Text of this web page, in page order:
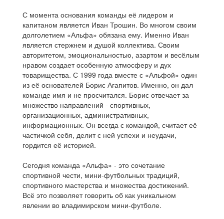
С момента основания команды её лидером и
капитаном является Иван Трошин. Во многом своим
долголетием «Альфа» обязана ему. Именно Иван
является стержнем и душой коллектива. Своим
авторитетом, эмоциональностью, азартом и весёлым
нравом создает особенную атмосферу и дух
товарищества. С 1999 года вместе с «Альфой» один
из её основателей Борис Агапитов. Именно, он дал
команде имя и не просчитался. Борис отвечает за
множество направлений - спортивных,
организационных, административных,
информационных. Он всегда с командой, считает её
частичкой себя, делит с ней успехи и неудачи,
гордится её историей.
Сегодня команда «Альфа» - это сочетание
спортивной чести, мини-футбольных традиций,
спортивного мастерства и множества достижений.
Всё это позволяет говорить об как уникальном
явлении во владимирском мини-футболе.